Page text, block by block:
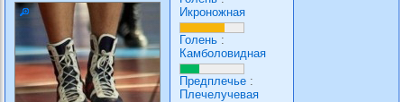
Икроножная
Голень :
Камболовидная
Предплечье :
Плечелучевая